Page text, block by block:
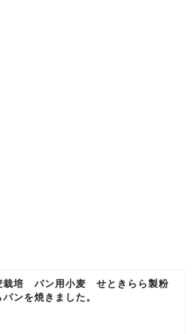
栽培 パン用小麦 せときらら製粉
パンを焼きました。